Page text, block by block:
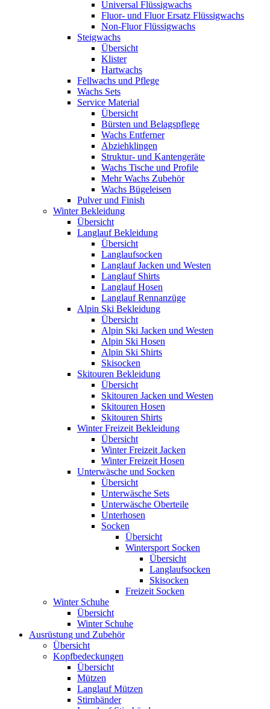
Universal Flüssigwachs
Fluor- und Fluor Ersatz Flüssigwachs
Non-Fluor Flüssigwachs
Steigwachs
Übersicht
Klister
Hartwachs
Fellwachs und Pflege
Wachs Sets
Service Material
Übersicht
Bürsten und Belagspflege
Wachs Entferner
Abziehklingen
Struktur- und Kantengeräte
Wachs Tische und Profile
Mehr Wachs Zubehör
Wachs Bügeleisen
Pulver und Finish
Winter Bekleidung
Übersicht
Langlauf Bekleidung
Übersicht
Langlaufsocken
Langlauf Jacken und Westen
Langlauf Shirts
Langlauf Hosen
Langlauf Rennanzüge
Alpin Ski Bekleidung
Übersicht
Alpin Ski Jacken und Westen
Alpin Ski Hosen
Alpin Ski Shirts
Skisocken
Skitouren Bekleidung
Übersicht
Skitouren Jacken und Westen
Skitouren Hosen
Skitouren Shirts
Winter Freizeit Bekleidung
Übersicht
Winter Freizeit Jacken
Winter Freizeit Hosen
Unterwäsche und Socken
Übersicht
Unterwäsche Sets
Unterwäsche Oberteile
Unterhosen
Socken
Übersicht
Wintersport Socken
Übersicht
Langlaufsocken
Skisocken
Freizeit Socken
Winter Schuhe
Übersicht
Winter Schuhe
Ausrüstung und Zubehör
Übersicht
Kopfbedeckungen
Übersicht
Mützen
Langlauf Mützen
Stirnbänder